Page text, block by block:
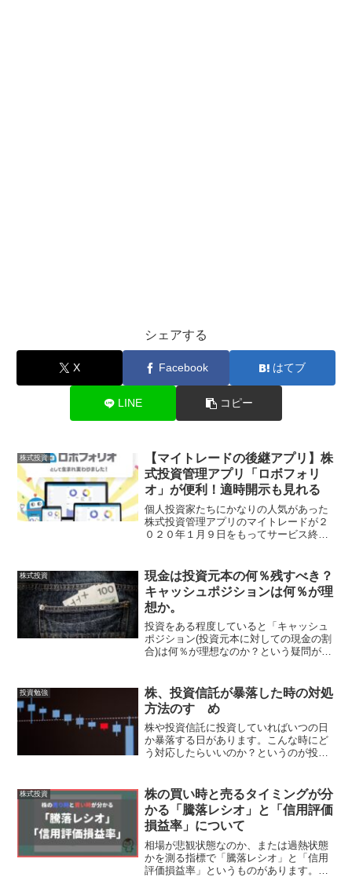
シェアする
X Facebook はてブ
LINE コピー
株式投資
【マイトレードの後継アプリ】株
式投資管理アプリ「ロボフォリ
オ」が便利！適時開示も見れる
個人投資家たちにかなりの人気があった
株式投資管理アプリのマイトレードが２
０２０年１月９日をもってサービス終了
て当ブログでも以前に紹介させて頂いた
かなり便利なアプリで、重宝...
株式投資
現金は投資元本の何％残すべき？
キャッシュポジションは何％が理
想か。
投資をある程度していると「キャッシュ
ポジション(投資元本に対しての現金の割
合)は何％が理想なのか？という疑問がわ
か、またある投資家は「常にフルインベ
ストメント(ほぼ全額リ...
投資勉強
株、投資信託が暴落した時の対処
方法のすゝめ
株や投資信託に投資していればいつの日
か暴落する日があります。こんな時にど
う対応したらいいのか？というのが投資
の人は下がっていく自分の資産を見るの
が嫌になって売ってしまお...
株式投資
株の買い時と売るタイミングが分
かる「騰落レシオ」と「信用評価
損益率」について
相場が悲観状態なのか、または過熱状態
かを測る指標で「騰落レシオ」と「信用
評価損益率」というものがあります。か